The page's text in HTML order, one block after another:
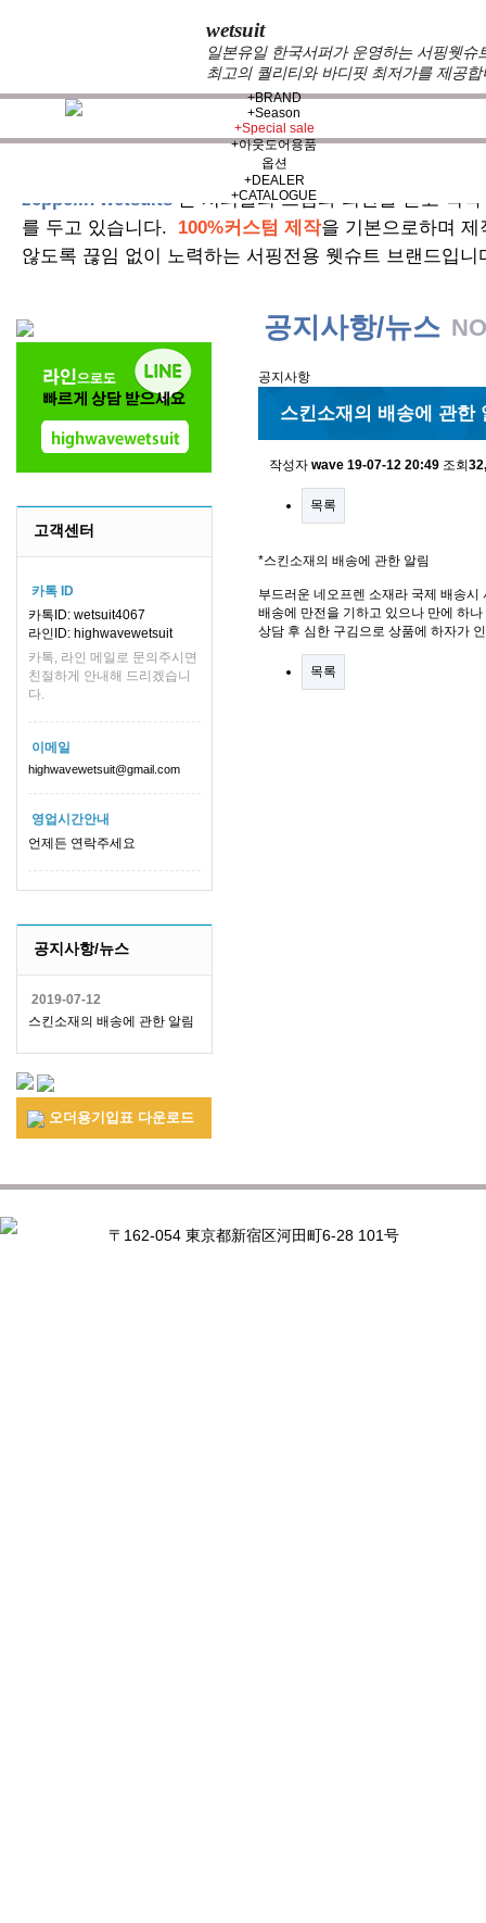
wetsuit
일본유일 한국서퍼가 운영하는 서핑웻
최고의 퀄리티와 바디핏 최저가를 제공합
+BRAND
+Season
+Special sale
+아웃도어용품
옵션
+DEALER
+CATALOGUE
zeppelin wetsuits 는 서퍼들의 느낌과 의견를 듣고 적
를 두고 있습니다. 100%커스텀 제작을 기본으로하며
않도록 끊임 없이 노력하는 서핑전용 웻슈트 브랜드입니
고객센터
카톡 ID
카톡ID: wetsuit4067
라인ID: highwavewetsuit
카톡, 라인 메일로 문의주시면
친절하게 안내해 드리겠습니
다.
이메일
highwavewetsuit@gmail.com
영업시간안내
언제든 연락주세요
공지사항/뉴스
2019-07-12
스킨소재의 배송에 관한 알림
오더용기입표 다운로드
공지사항/뉴스
공지사항
스킨소재의 배송에 관한
작성자 wave 19-07-12 20:49 조회
목록
*스킨소재의 배송에 관한 알림
부드러운 네오프렌 소재라 국제 배송
배송에 만전을 기하고 있으나 만에 하
상담 후 심한 구김으로 상품에 하자가
목록
〒162-054 東京都新宿区河田町6-28 101号